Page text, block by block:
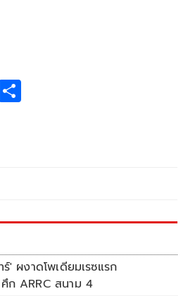
' ผงาดโพเดียมเรซแรก
ก ARRC สนาม 4